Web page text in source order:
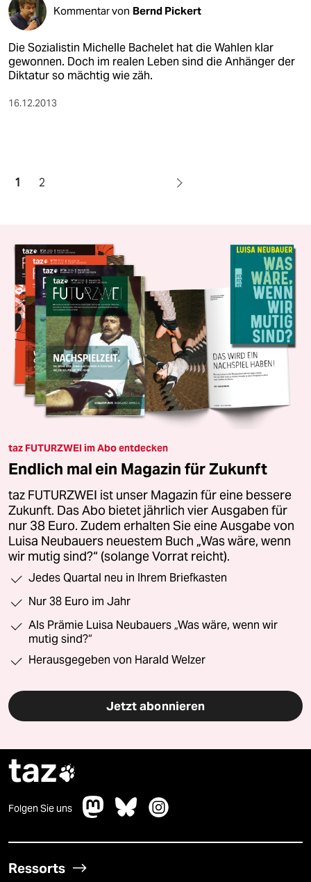
Kommentar von Bernd Pickert
Die Sozialistin Michelle Bachelet hat die Wahlen klar
gewonnen. Doch im realen Leben sind die Anhänger der
Diktatur so mächtig wie zäh.
16.12.2013
1 2
taz FUTURZWEI im Abo entdecken
Endlich mal ein Magazin für Zukunft
taz FUTURZWEI ist unser Magazin für eine bessere
Zukunft. Das Abo bietet jährlich vier Ausgaben für
nur 38 Euro. Zudem erhalten Sie eine Ausgabe von
Luisa Neubauers neuestem Buch „Was wäre, wenn
wir mutig sind?“ (solange Vorrat reicht).
Jedes Quartal neu in Ihrem Briefkasten
Nur 38 Euro im Jahr
Als Prämie Luisa Neubauers „Was wäre, wenn wir
mutig sind?“
Herausgegeben von Harald Welzer
Jetzt abonnieren
taz
Folgen Sie uns
Ressorts